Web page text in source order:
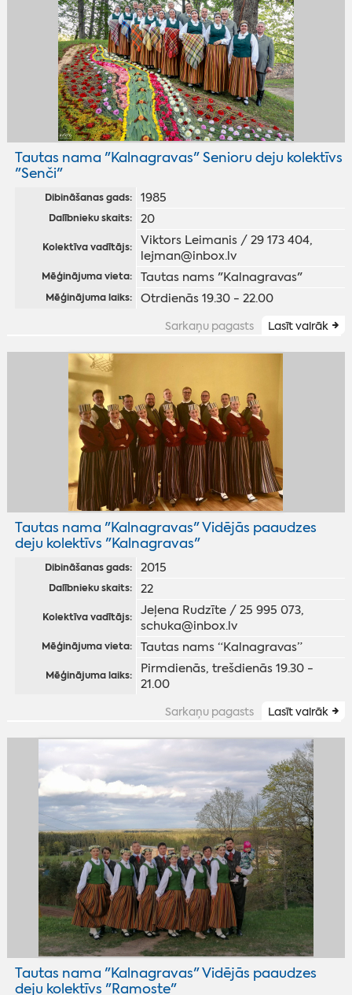
Tautas nama "Kalnagravas" Senioru deju kolektīvs
"Senči"
Dibināšanas gads: 1985
Dalībnieku skaits: 20
Kolektīva vadītājs:
Viktors Leimanis / 29 173 404,
lejman@inbox.lv
Mēģinājuma vieta: Tautas nams "Kalnagravas"
Mēģinājuma laiks: Otrdienās 19.30 - 22.00
Sarkaņu pagasts Lasīt vairāk
Tautas nama "Kalnagravas" Vidējās paaudzes
deju kolektīvs "Kalnagravas"
Dibināšanas gads: 2015
Dalībnieku skaits: 22
Kolektīva vadītājs:
Jeļena Rudzīte / 25 995 073,
schuka@inbox.lv
Mēģinājuma vieta: Tautas nams “Kalnagravas”
Mēģinājuma laiks:
Pirmdienās, trešdienās 19.30 -
21.00
Sarkaņu pagasts Lasīt vairāk
Tautas nama "Kalnagravas" Vidējās paaudzes
deju kolektīvs "Ramoste"